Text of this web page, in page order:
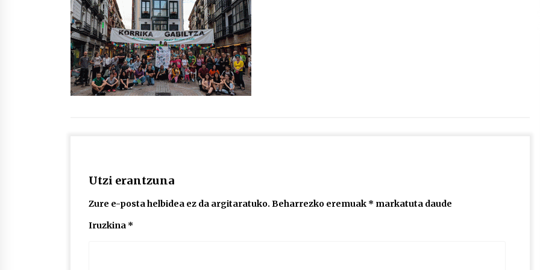
protagonista
2026/07/16
POTTO: San Pedro jaietako bertso-
saioa
2026/07/09
Utzi erantzuna
Zure e-posta helbidea ez da argitaratuko. Beharrezko eremuak * markatuta daude
Iruzkina *